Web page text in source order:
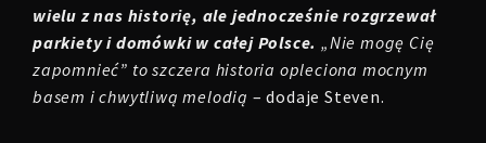
wielu z nas historię, ale jednocześnie rozgrzewał
parkiety i domówki w całej Polsce.„Nie mogę Cię
zapomnieć” to szczera historia opleciona mocnym
basem i chwytliwą melodią – dodaje Steven.